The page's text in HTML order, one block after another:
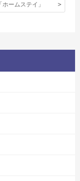
ームステイ」